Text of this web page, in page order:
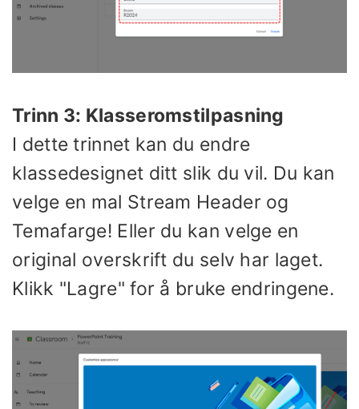
Trinn 3: Klasseromstilpasning
I dette trinnet kan du endre
klassedesignet ditt slik du vil. Du kan
velge en mal Stream Header og
Temafarge! Eller du kan velge en
original overskrift du selv har laget.
Klikk "Lagre" for å bruke endringene.